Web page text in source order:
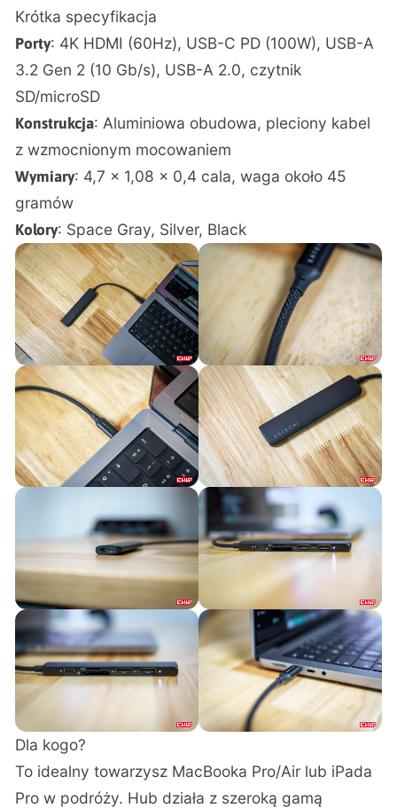
Krótka specyfikacja
Porty: 4K HDMI (60Hz), USB-C PD (100W), USB-A
3.2 Gen 2 (10 Gb/s), USB-A 2.0, czytnik
SD/microSD
Konstrukcja: Aluminiowa obudowa, pleciony kabel
z wzmocnionym mocowaniem
Wymiary: 4,7 x 1,08 x 0,4 cala, waga około 45
gramów
Kolory: Space Gray, Silver, Black
Dla kogo?
To idealny towarzysz MacBooka Pro/Air lub iPada
Pro w podróży. Hub działa z szeroką gamą